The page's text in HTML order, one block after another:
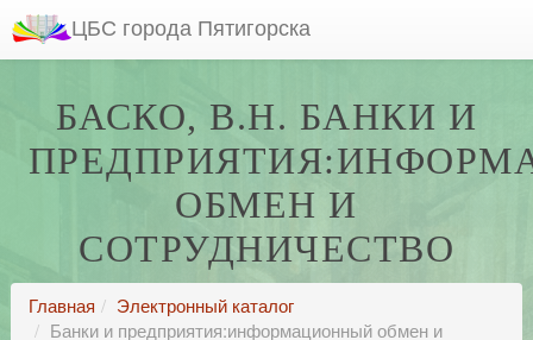
ЦБС города Пятигорска
БАСКО, В.Н. БАНКИ И
ОБМЕН И
СОТРУДНИЧЕСТВО
Главная
Электронный каталог
Банки и предприятия:информационный обмен и